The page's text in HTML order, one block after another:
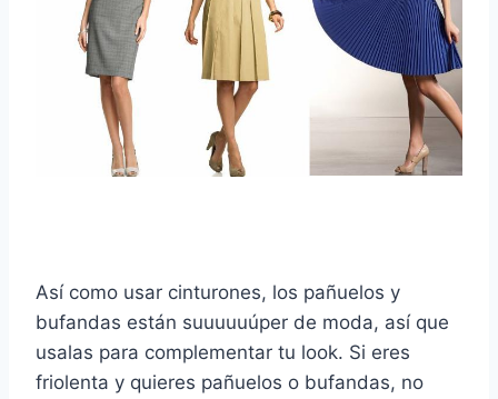
Así como usar cinturones, los pañuelos y
bufandas están suuuuuúper de moda, así que
usalas para complementar tu look. Si eres
friolenta y quieres pañuelos o bufandas, no